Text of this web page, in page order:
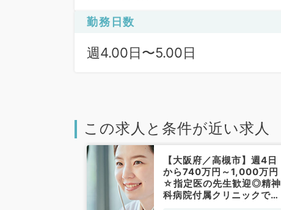
勤務日数
週4.00日〜5.00日
この求人と条件が近い求人
【大阪府／高槻市】週4日
から740万円～1,000万円
☆指定医の先生歓迎◎精神
科病院付属クリニックでの